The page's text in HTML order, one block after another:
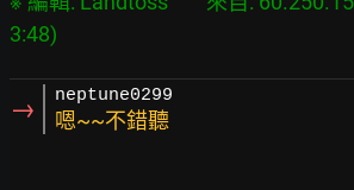
→ neptune0299
嗯~~不錯聽